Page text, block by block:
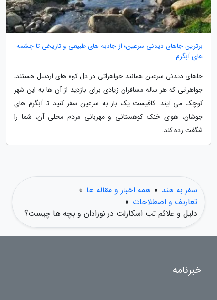
برترین جاهای دیدنی سرعین؛ از جاذبه های طبیعی و تاریخی تا چشمه
های آبگرم
جاهای دیدنی سرعین همانند جواهراتی در دل کوه های اردبیل هستند،
جواهراتی که هر ساله مسافران زیادی برای بازدید از آن ها به این شهر
کوچک می آیند. کافیست یک بار به سرعین سفر کنید تا آبگرم های
جوشان، هوای خنک کوهستانی و مهربانی مردم محلی آن، شما را
شگفت زده کند.
سفر به هند » همه اخبار و مقاله ها »
تعاریف و اصطلاحات »
دلیل و علائم تب اسکارلت در نوزادان و بچه ها چیست؟
خبرنامه